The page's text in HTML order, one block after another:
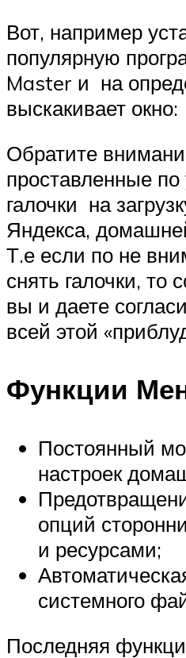
Вот, например
популярную
Master и на
выскакивает окно:
Обратите
проставленные
галочки на
Яндекса,
Т.е если по не
снять галочки, то
вы и даете
всей этой
Функции
Постоянный
настроек
опций
и ресурсами;
системного
Последняя